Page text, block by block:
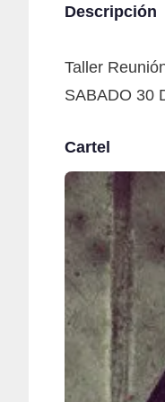
Descripción
Taller
SABADO 30
Cartel